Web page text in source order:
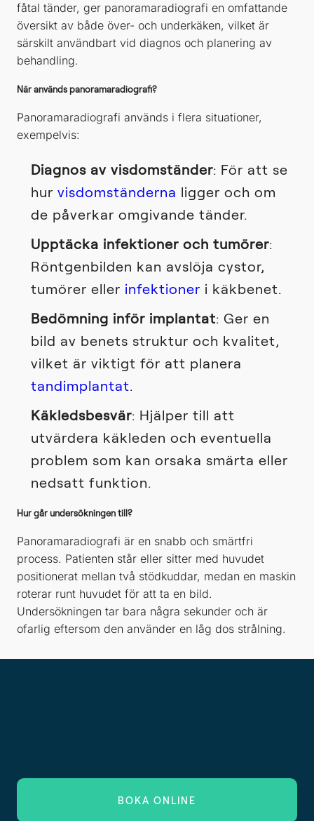
fåtal tänder, ger panoramaradiografi en omfattande
översikt av både över- och underkäken, vilket är
särskilt användbart vid diagnos och planering av
behandling.
När används panoramaradiografi?
Panoramaradiografi används i flera situationer,
exempelvis:
Diagnos av visdomständer: För att se
hur visdomständerna ligger och om
de påverkar omgivande tänder.
Upptäcka infektioner och tumörer:
Röntgenbilden kan avslöja cystor,
tumörer eller infektioner i käkbenet.
Bedömning inför implantat: Ger en
bild av benets struktur och kvalitet,
vilket är viktigt för att planera
tandimplantat.
Käkledsbesvär: Hjälper till att
utvärdera käkleden och eventuella
problem som kan orsaka smärta eller
nedsatt funktion.
Hur går undersökningen till?
Panoramaradiografi är en snabb och smärtfri
process. Patienten står eller sitter med huvudet
positionerat mellan två stödkuddar, medan en maskin
roterar runt huvudet för att ta en bild.
Undersökningen tar bara några sekunder och är
ofarlig eftersom den använder en låg dos strålning.
BOKA ONLINE